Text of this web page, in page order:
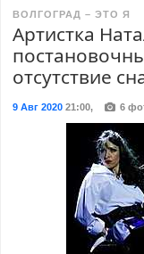
ВОЛГОГРАД – ЭТО Я
Артистка
отсутствие
9 Авг 202021:00, 6